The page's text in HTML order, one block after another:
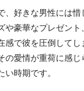
、好きな男性には惜
や豪華なプレゼント
感で彼を圧倒してし
の愛情が重荷に感
い時期です。